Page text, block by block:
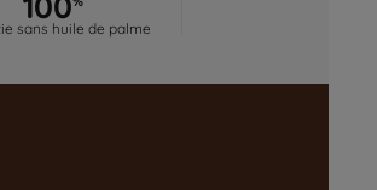
sans huile de palme